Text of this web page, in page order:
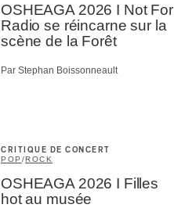
OSHEAGA 2026 I Not For
Radio se réincarne sur la
scène de la Forêt
Par Stephan Boissonneault
CRITIQUE DE CONCERT
POP /ROCK
OSHEAGA 2026 I Filles
hot au musée